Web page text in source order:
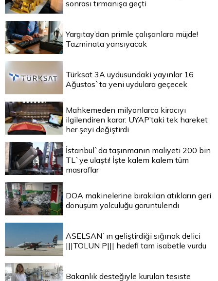
sonrası tırmanışa geçti
Yargıtay’dan primle çalışanlara müjde!
Tazminata yansıyacak
Türksat 3A uydusundaki yayınlar 16
Ağustos`ta yeni uydulara geçecek
Mahkemeden milyonlarca kiracıyı
ilgilendiren karar: UYAP’taki tek hareket
her şeyi değiştirdi
İstanbul`da taşınmanın maliyeti 200 bin
TL`ye ulaştı! İşte kalem kalem tüm
masraflar
DOA makinelerine bırakılan atıkların geri
dönüşüm yolculuğu görüntülendi
ASELSAN`ın geliştirdiği sığınak delici
|||TOLUN P||| hedefi tam isabetle vurdu
Bakanlık desteğiyle kurulan tesiste